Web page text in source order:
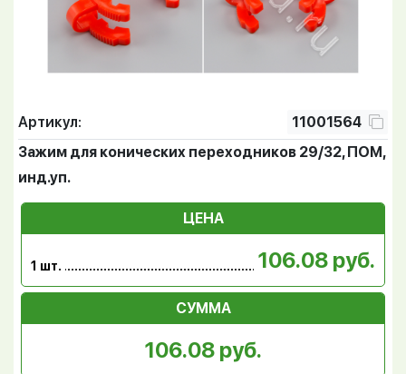
Артикул:
11001564
Зажим для конических переходников 29/32, ПОМ,
инд.уп.
ЦЕНА
1 шт. 106.08 руб.
СУММА
106.08 руб.